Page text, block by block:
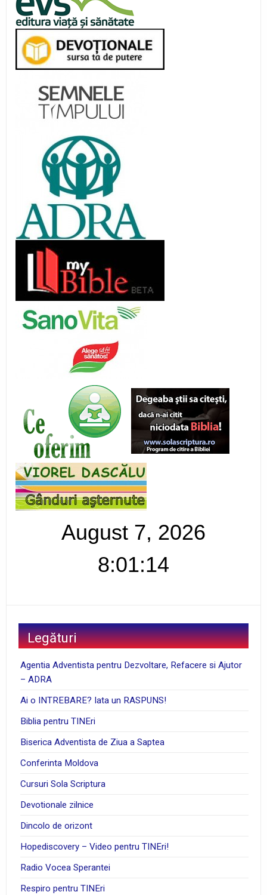
August 7, 2026
8:01:15
Legături
Agentia Adventista pentru Dezvoltare, Refacere si Ajutor
– ADRA
Ai o INTREBARE? Iata un RASPUNS!
Biblia pentru TINEri
Biserica Adventista de Ziua a Saptea
Conferinta Moldova
Cursuri Sola Scriptura
Devotionale zilnice
Dincolo de orizont
Hopediscovery – Video pentru TINEri!
Radio Vocea Sperantei
Respiro pentru TINEri